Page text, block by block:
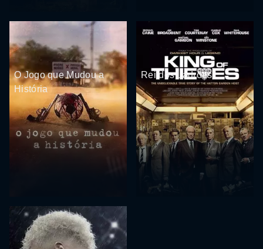
O Jogo que Mudou a
História
Rei dos Ladrões